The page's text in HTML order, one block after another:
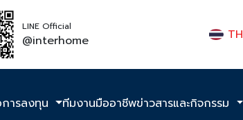
LINE Official
@interhome TH
ารลงทุน ทีมงานมืออาชีพข่าวสารและกิจกรรม